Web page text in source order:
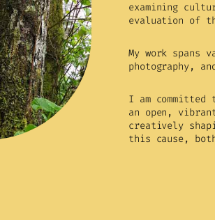
examining
evaluation of
My work spans
photography,
I am
an open,
creatively
this cause,